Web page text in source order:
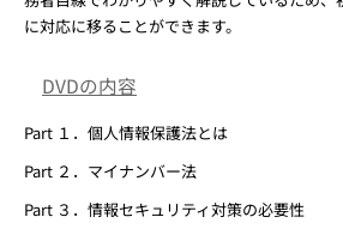
に対応に移ることができます。
DVDの内容
Part １．個人情報保護法とは
Part ２．マイナンバー法
Part ３．情報セキュリティ対策の必要性